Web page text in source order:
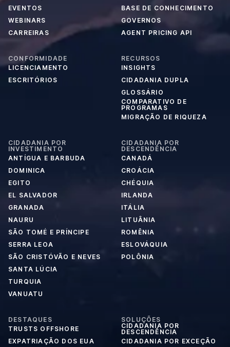
EVENTOS
WEBINARS
CARREIRAS
BASE DE CONHECIMENTO
GOVERNOS
AGENT PRICING API
CONFORMIDADE
LICENCIAMENTO
ESCRITÓRIOS
RECURSOS
INSIGHTS
CIDADANIA DUPLA
GLOSSÁRIO
COMPARATIVO DE
PROGRAMAS
MIGRAÇÃO DE RIQUEZA
CIDADANIA POR
INVESTIMENTO
ANTÍGUA E BARBUDA
DOMINICA
EGITO
EL SALVADOR
GRANADA
NAURU
SÃO TOMÉ E PRÍNCIPE
SERRA LEOA
SÃO CRISTÓVÃO E NEVES
SANTA LÚCIA
TURQUIA
VANUATU
CIDADANIA POR
DESCENDÊNCIA
CANADÁ
CROÁCIA
CHÉQUIA
IRLANDA
ITÁLIA
LITUÂNIA
ROMÊNIA
ESLOVÁQUIA
POLÔNIA
DESTAQUES
TRUSTS OFFSHORE
EXPATRIAÇÃO DOS EUA
SOLUÇÕES
CIDADANIA POR
DESCENDÊNCIA
CIDADANIA POR EXCEÇÃO